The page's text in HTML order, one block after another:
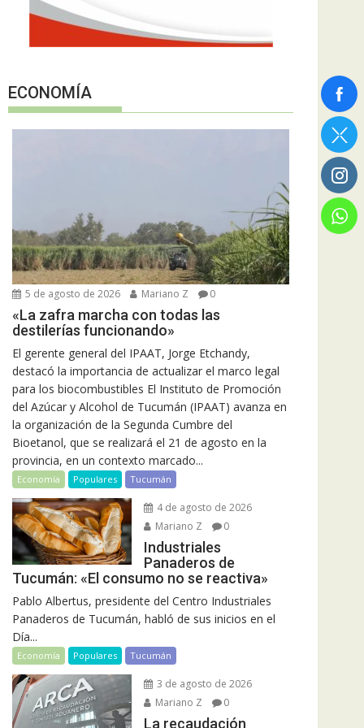
ECONOMÍA
5 de agosto de 2026 Mariano Z 0
«La zafra marcha con todas las
destilerías funcionando»
El gerente general del IPAAT, Jorge Etchandy,
destacó la importancia de actualizar el marco legal
para los biocombustibles El Instituto de Promoción
del Azúcar y Alcohol de Tucumán (IPAAT) avanza en
la organización de la Segunda Cumbre del
Bioetanol, que se realizará el 21 de agosto en la
provincia, en un contexto marcado...
Economía Populares Tucumán
4 de agosto de 2026
Mariano Z
0
Industriales
Panaderos de
Tucumán: «El consumo no se reactiva»
Pablo Albertus, presidente del Centro Industriales
Panaderos de Tucumán, habló de sus inicios en el
Día...
Economía Populares Tucumán
3 de agosto de 2026
Mariano Z
0
La recaudación